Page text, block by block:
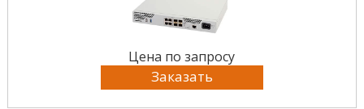
Цена по запросу
Заказать